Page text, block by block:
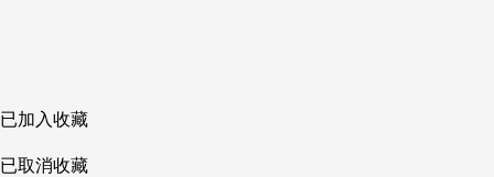
已加入收藏
已取消收藏